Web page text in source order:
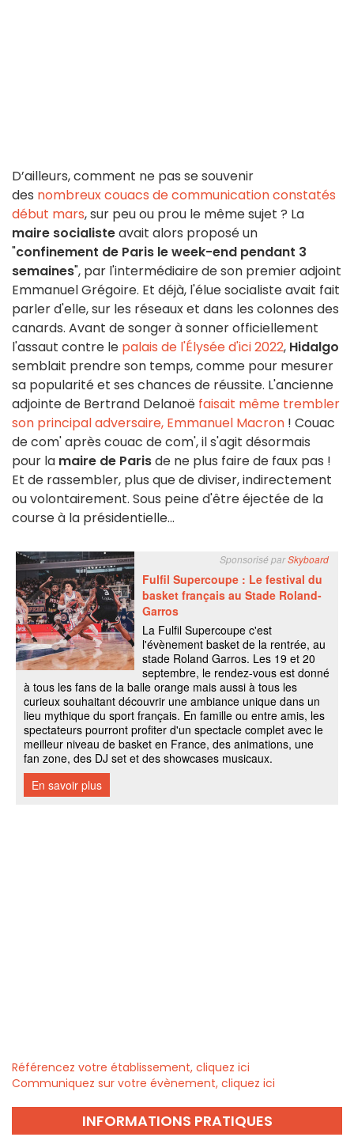
D’ailleurs, comment ne pas se souvenir
des nombreux couacs de communication constatés
début mars, sur peu ou prou le même sujet ? La
maire socialisteavait alors proposé un
"confinement de Paris le week-end pendant 3
semaines", par l'intermédiaire de son premier adjoint
Emmanuel Grégoire. Et déjà, l'élue socialiste avait fait
parler d'elle, sur les réseaux et dans les colonnes des
canards. Avant de songer à sonner officiellement
l'assaut contre le palais de l'Élysée d'ici 2022, Hidalgo
semblait prendre son temps, comme pour mesurer
sa popularité et ses chances de réussite. L'ancienne
adjointe de Bertrand Delanoë faisait même trembler
son principal adversaire, Emmanuel Macron ! Couac
de com' après couac de com', il s'agit désormais
pour la maire de Parisde ne plus faire de faux pas !
Et de rassembler, plus que de diviser, indirectement
ou volontairement. Sous peine d'être éjectée de la
course à la présidentielle...
Référencez votre établissement, cliquez ici
Communiquez sur votre évènement, cliquez ici
INFORMATIONS PRATIQUES